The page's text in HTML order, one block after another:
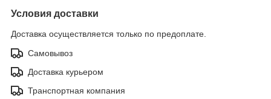
Условия доставки
Доставка осуществляется только по предоплате.
Самовывоз
Доставка курьером
Транспортная компания